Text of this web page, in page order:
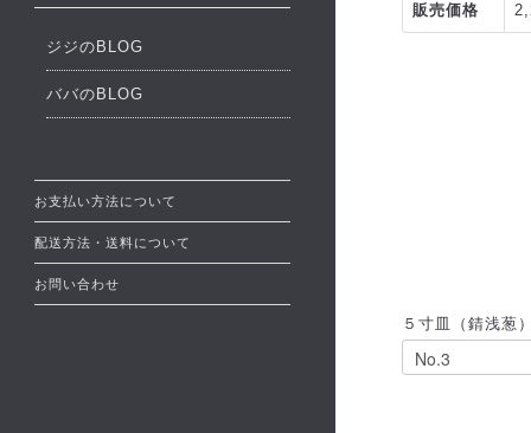
販売価格
５寸皿（錆浅葱
ジジのBLOG
ババのBLOG
お支払い方法について
配送方法・送料について
お問い合わせ